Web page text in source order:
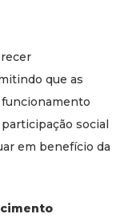
que as
social
em benefício da